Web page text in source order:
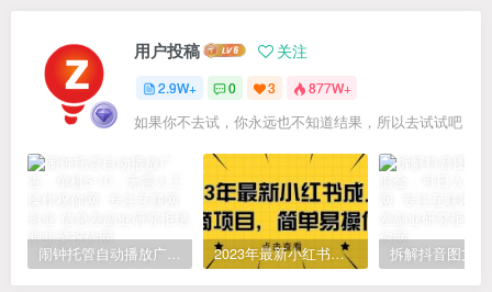
用户投稿 关注
2.9W+ 0 3 877W+
如果你不去试，你永远也不知道结果，所以去试试吧
闹钟托管自动播放广告，单机5-10，无需人工操作 2023年最新小红书成人电商项目，简单易操作【详细教程】